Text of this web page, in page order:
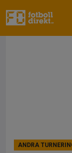
till
ANDRA